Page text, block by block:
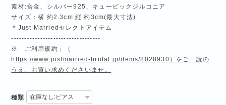
素材:合金、シルバー925、キュービックジルコニア
サイズ：横 約2.3cm 縦 約3cm(最大寸法)
＊Just Marriedセレクトアイテム
----------------------------------
※「ご利用規約」（
https://www.justmarried-bridal.jp/items/8028930）をご一読の
うえ、お買い求めくださいませ。
種類